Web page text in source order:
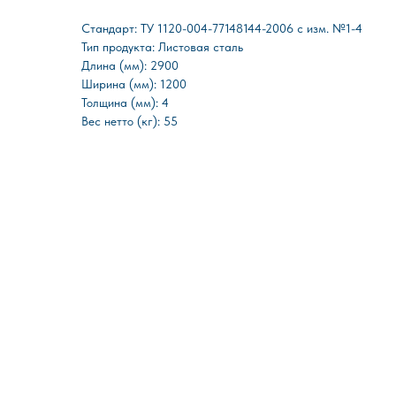
Стандарт: ТУ 1120-004-77148144-2006 с изм. №1-4
Тип продукта: Листовая сталь
Длина (мм): 2900
Ширина (мм): 1200
Толщина (мм): 4
Вес нетто (кг): 55